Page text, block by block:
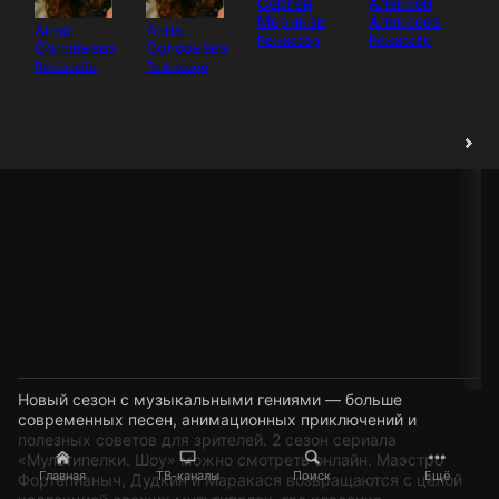
Главная ТВ-каналы Поиск Ещё
Анна
Соловьева
Режиссёр
Анна
Соловьёва
Режиссёр
Меринов
Режиссёр
Алексеев
Режиссёр
Новый сезон с музыкальными гениями — больше
современных песен, анимационных приключений и
полезных советов для зрителей. 2 сезон сериала
«Мультипелки. Шоу» можно смотреть онлайн. Маэстро
Фортепианыч, Дудкин и Маракася возвращаются с целой